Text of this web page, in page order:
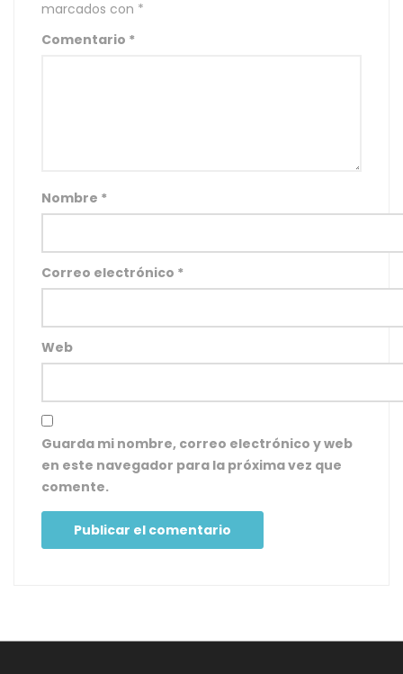
marcados con *
Comentario *
Nombre *
Correo electrónico *
Web
Guarda mi nombre, correo electrónico y web
en este navegador para la próxima vez que
comente.